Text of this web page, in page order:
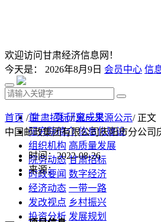
欢迎访问甘肃经济信息网！
今天是： 2026年8月9日 会员中心 信
首 页 研究成果
研究院简介 信息化建设
组织机构 高质量发展
院务动态 甘肃招标
时政要闻 数字经济
经济动态 一带一路
发改视点 乡村振兴
投资分析 发展规划
首页 /甘肃招标/单一来源公示/ 正文
中国邮政集团有限公司庆阳市分公
时间：2022-08-26
来源：